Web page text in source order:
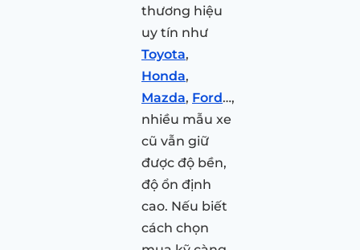
thương hiệu
uy tín như
Toyota,
Honda,
Mazda, Ford…,
nhiều mẫu xe
cũ vẫn giữ
được độ bền,
độ ổn định
cao. Nếu biết
cách chọn